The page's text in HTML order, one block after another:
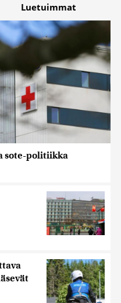
Luetuimmat
sote-politiikka